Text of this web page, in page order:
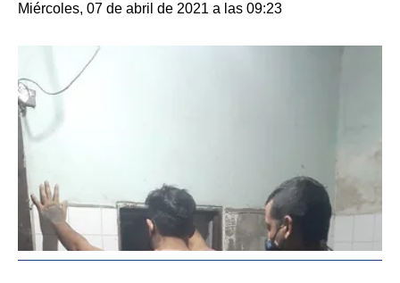
Miércoles, 07 de abril de 2021 a las 09:23